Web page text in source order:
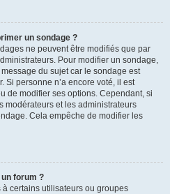
un sondage ?
ne peuvent être modifiés que par
Pour modifier un sondage,
du sujet car le sondage est
Si personne n’a encore voté, il est
de modifier ses options. Cependant, si
modérateurs et les administrateurs
Cela empêche de modifier les
forum ?
certains utilisateurs ou groupes